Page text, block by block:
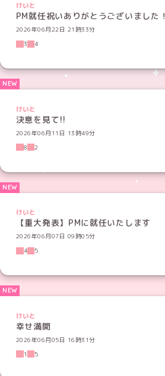
けいと
PM就任祝いありがとうございました！
2026年06月22日 21時33分
3
4
けいと
決意を見て!!
2026年06月11日 13時49分
8
2
けいと
【重大発表】PMに就任いたします
2026年06月07日 09時05分
4
5
けいと
幸せ満開
2026年06月05日 16時31分
1
5